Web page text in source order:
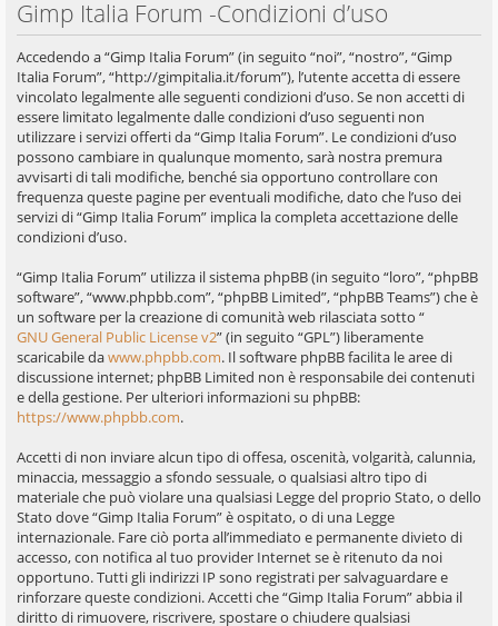
Gimp Italia Forum -Condizioni d’uso
Accedendo a “Gimp Italia Forum” (in seguito “noi”, “nostro”, “Gimp
Italia Forum”, “http://gimpitalia.it/forum”), l’utente accetta di essere
vincolato legalmente alle seguenti condizioni d’uso. Se non accetti di
essere limitato legalmente dalle condizioni d’uso seguenti non
utilizzare i servizi offerti da “Gimp Italia Forum”. Le condizioni d’uso
possono cambiare in qualunque momento, sarà nostra premura
avvisarti di tali modifiche, benché sia opportuno controllare con
frequenza queste pagine per eventuali modifiche, dato che l’uso dei
servizi di “Gimp Italia Forum” implica la completa accettazione delle
condizioni d’uso.
“Gimp Italia Forum” utilizza il sistema phpBB (in seguito “loro”, “phpBB
software”, “www.phpbb.com”, “phpBB Limited”, “phpBB Teams”) che è
un software per la creazione di comunità web rilasciata sotto “
GNU General Public License v2” (in seguito “GPL”) liberamente
scaricabile dawww.phpbb.com. Il software phpBB facilita le aree di
discussione internet; phpBB Limited non è responsabile dei contenuti
e della gestione. Per ulteriori informazioni su phpBB:
https://www.phpbb.com.
Accetti di non inviare alcun tipo di offesa, oscenità, volgarità, calunnia,
minaccia, messaggio a sfondo sessuale, o qualsiasi altro tipo di
materiale che può violare una qualsiasi Legge del proprio Stato, o dello
Stato dove “Gimp Italia Forum” è ospitato, o di una Legge
internazionale. Fare ciò porta all’immediato e permanente divieto di
accesso, con notifica al tuo provider Internet se è ritenuto da noi
opportuno. Tutti gli indirizzi IP sono registrati per salvaguardare e
rinforzare queste condizioni. Accetti che “Gimp Italia Forum” abbia il
diritto di rimuovere, riscrivere, spostare o chiudere qualsiasi